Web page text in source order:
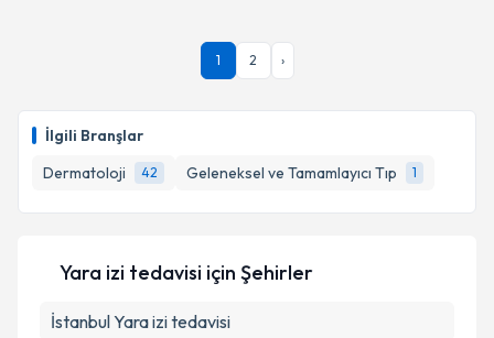
İlgili Branşlar
Dermatoloji
42 Geleneksel ve Tamamlayıcı Tıp 1
Uzm. Dr. Beste Nigar Gök için randevu takvimi
talebi oluşturun. Size bu uzmandan randevu almanız
bilgilendireceğiz.
Kişisel verilerimin işlenmesine ilişkin
'ni okudum ve kişisel verilerimin belirtilen
1 2 ›
Yara izi tedavisi için Şehirler
İstanbulYara izi tedavisi